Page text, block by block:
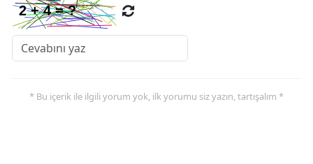
* Bu içerik ile ilgili yorum yok, ilk yorumu siz yazın, tartışalım *